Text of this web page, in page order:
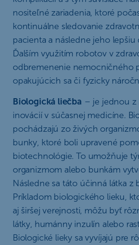
nositeľné zariadenia, ktoré
kontinuálne sledovanie
pacienta a následne jeho lepšiu
Ďalším využitím robotov v
odbremenenie nemocničného
opakujúcich sa či fyzicky
Biologická liečba – je jednou z
inovácií v súčasnej medicíne.
pochádzajú zo živých
bunky, ktoré boli upravené
biotechnológie. To umožňuje
organizmom alebo bunkám
Následne sa táto účinná látka z
Príkladom biologického lieku,
aj širšej verejnosti, môžu byť
látky, humánny inzulín alebo
Biologické lieky sa vyvíjajú pre